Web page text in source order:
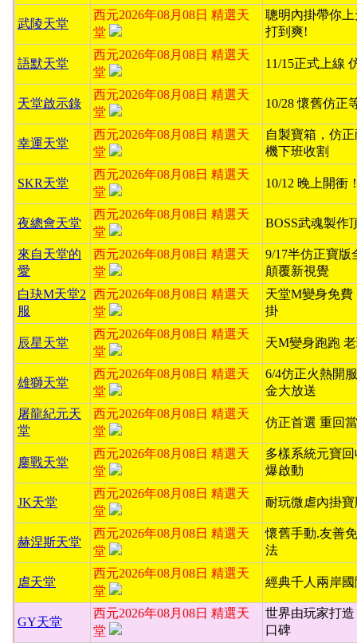
武陵天堂
西元2026年08月08日 精選天
堂
聰明內掛帶你
打到爽!
語默天堂
西元2026年08月08日 精選天
堂
11/15正式上線
天堂啟示錄
西元2026年08月08日 精選天
堂
10/28 懷舊仿正
幸運天堂
西元2026年08月08日 精選天
堂
自製寶箱，仿
機下班收割
SKR天堂
西元2026年08月08日 精選天
堂
10/12 晚上開衝
夜總會天堂
西元2026年08月08日 精選天
堂
BOSS武魂製作
來自天堂的
愛
西元2026年08月08日 精選天
堂
9/17半仿正寶版
顛覆新視覺
白玦M天堂2
服
西元2026年08月08日 精選天
堂
天堂M變身免費
掛
辰星天堂
西元2026年08月08日 精選天
堂
天M變身跑跑
雄獅天堂
西元2026年08月08日 精選天
堂
6/4仿正火熱開
金大放送
屠龍紀元天
堂
西元2026年08月08日 精選天
堂
仿正首選 重回
鏖戰天堂
西元2026年08月08日 精選天
堂
多樣系統元寶
爆啟動
JK天堂
西元2026年08月08日 精選天
堂
耐玩微虐內掛
赫涅斯天堂
西元2026年08月08日 精選天
堂
懷舊手動.友善
法
虐天堂
西元2026年08月08日 精選天
堂
經典千人兩岸
GY天堂
西元2026年08月08日 精選天
堂
世界由玩家打
口碑